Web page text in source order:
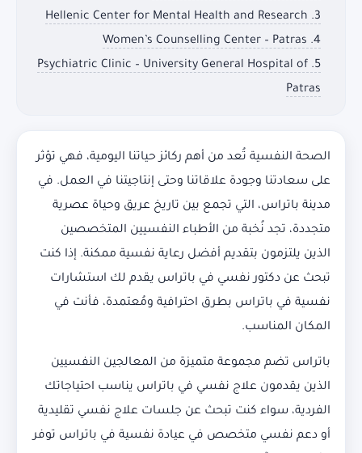
3. Hellenic Center for Mental Health and Research
4. Women’s Counselling Center – Patras
5. Psychiatric Clinic – University General Hospital of
Patras
الصحة النفسية تُعد من أهم ركائز حياتنا اليومية، فهي تؤثر
على سعادتنا وجودة علاقاتنا وحتى إنتاجيتنا في العمل. في
مدينة باتراس، التي تجمع بين تاريخ عريق وحياة عصرية
متجددة، تجد نُخبة من الأطباء النفسيين المتخصصين
الذين يلتزمون بتقديم أفضل رعاية نفسية ممكنة. إذا كنت
تبحث عن دكتور نفسي في باتراس يقدم لك استشارات
نفسية في باتراس بطرق احترافية ومُعتمدة، فأنت في
المكان المناسب.
باتراس تضم مجموعة متميزة من المعالجين النفسيين
الذين يقدمون علاج نفسي في باتراس يناسب احتياجاتك
الفردية، سواء كنت تبحث عن جلسات علاج نفسي تقليدية
أو دعم نفسي متخصص في عيادة نفسية في باتراس توفر